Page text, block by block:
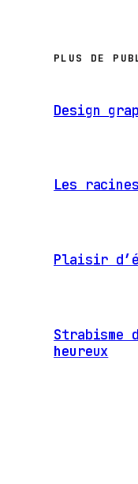
PLUS DE
Design
Les
Plaisir
Strabisme
heureux